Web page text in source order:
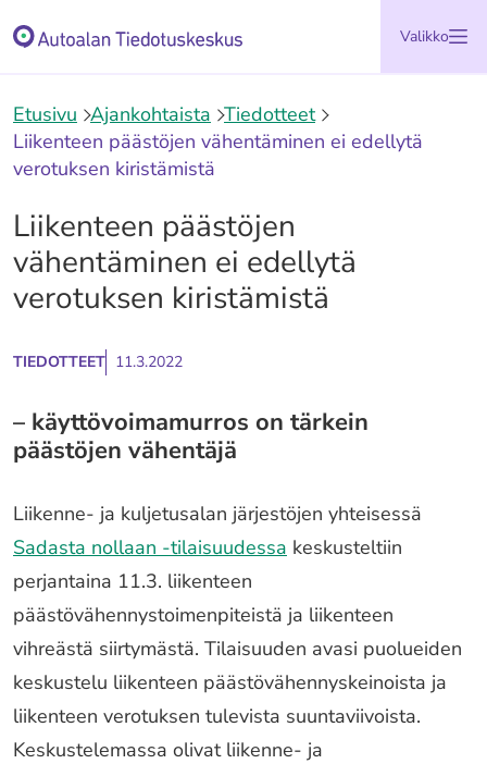
sisältöön
Etusivu Valikko
Etusivu Ajankohtaista Tiedotteet
Liikenteen päästöjen vähentäminen ei edellytä
verotuksen kiristämistä
Liikenteen päästöjen
vähentäminen ei edellytä
verotuksen kiristämistä
TIEDOTTEET 11.3.2022
– käyttövoimamurros on tärkein
päästöjen vähentäjä
Liikenne- ja kuljetusalan järjestöjen yhteisessä
Sadasta nollaan -tilaisuudessa keskusteltiin
perjantaina 11.3. liikenteen
päästövähennystoimenpiteistä ja liikenteen
vihreästä siirtymästä. Tilaisuuden avasi puolueiden
keskustelu liikenteen päästövähennyskeinoista ja
liikenteen verotuksen tulevista suuntaviivoista.
Keskustelemassa olivat liikenne- ja